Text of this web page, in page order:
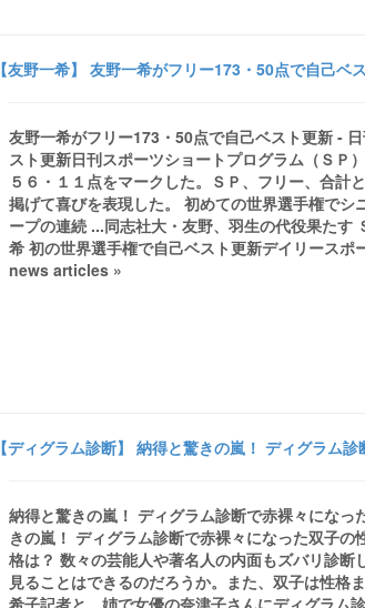
【友野一希】 友野一希がフリー173・50点で自己ベ
友野一希がフリー173・50点で自己ベスト更新 -
スト更新日刊スポーツショートプログラム（ＳＰ
５６・１１点をマークした。ＳＰ、フリー、合計
掲げて喜びを表現した。 初めての世界選手権で
ープの連続 ...同志社大・友野、羽生の代役果た
希 初の世界選手権で自己ベスト更新デイリース
news articles »
【ディグラム診断】 納得と驚きの嵐！ ディグラム
納得と驚きの嵐！ ディグラム診断で赤裸々にな
きの嵐！ ディグラム診断で赤裸々になった双子
格は？ 数々の芸能人や著名人の内面もズバリ診
見ることはできるのだろうか。また、双子は性格
希子記者と、姉で女優の奈津子さんにディグラム